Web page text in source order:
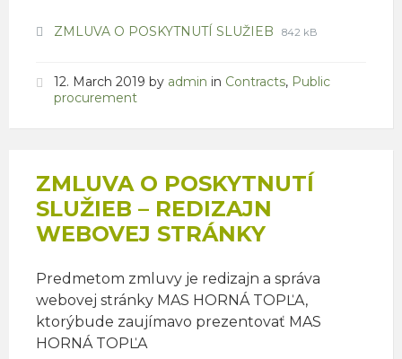
Attachments
ZMLUVA O POSKYTNUTÍ SLUŽIEB File
File
842 kB
12. March 2019 by admin in Contracts, Public
procurement
ZMLUVA O POSKYTNUTÍ
SLUŽIEB – REDIZAJN
WEBOVEJ STRÁNKY
Predmetom zmluvy je redizajn a správa
webovej stránky MAS HORNÁ TOPĽA,
ktorýbude zaujímavo prezentovať MAS
HORNÁ TOPĽA